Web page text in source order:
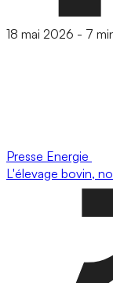
18 mai 2026 - 7
Presse Energie
L'élevage bovin,